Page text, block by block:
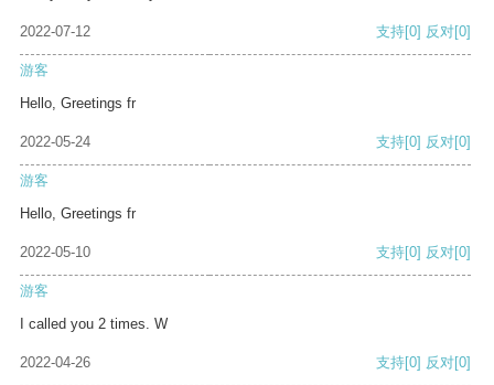
2022-07-12 支持[0] 反对[0]
游客
Hello, Greetings fr
2022-05-24 支持[0] 反对[0]
游客
Hello, Greetings fr
2022-05-10 支持[0] 反对[0]
游客
I called you 2 times. W
2022-04-26 支持[0] 反对[0]